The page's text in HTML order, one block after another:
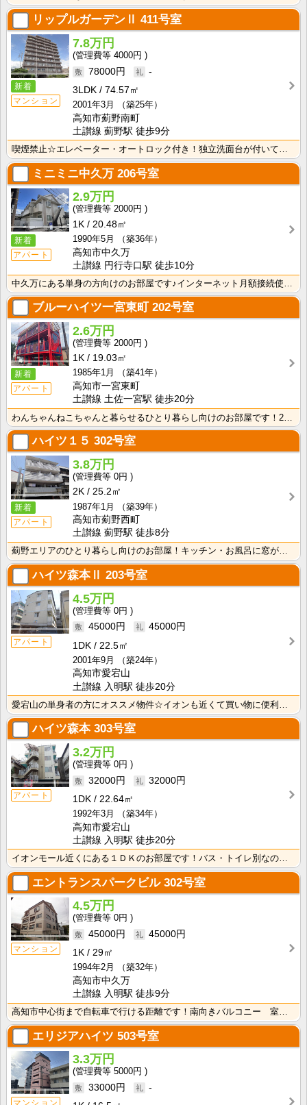
リップルガーデンⅡ 411号室
新着
マンション
7.8万円
4000円
78000円
-
3LDK
74.57㎡
2001年3月
（築25年）
高知市薊野南町
土讃線 薊野駅 徒歩9分
ミニミニ中久万 206号室
新着
アパート
2.9万円
2000円
1K
20.48㎡
1990年5月
（築36年）
高知市中久万
土讃線 円行寺口駅 徒歩10分
ブルーハイツ一宮東町202号室
新着
アパート
2.6万円
2000円
1K
19.03㎡
1985年1月
（築41年）
高知市一宮東町
土讃線 土佐一宮駅 徒歩20分
ハイツ１５ 302号室
新着
アパート
3.8万円
0円
2K
25.2㎡
1987年1月
（築39年）
高知市薊野西町
土讃線 薊野駅 徒歩8分
薊野エリアのひとり暮らし向けのお部屋！キッチン・お風呂に窓があるので換気ができて快適！ 温水洗浄暖房･･･
ハイツ森本Ⅱ 203号室
アパート
4.5万円
0円
45000円
45000円
1DK
22.5㎡
2001年9月
（築24年）
高知市愛宕山
土讃線 入明駅 徒歩20分
ハイツ森本303号室
アパート
3.2万円
0円
32000円
32000円
1DK
22.64㎡
1992年3月
（築34年）
高知市愛宕山
土讃線 入明駅 徒歩20分
エントランスパークビル302号室
マンション
4.5万円
0円
45000円
45000円
1K
29㎡
1994年2月
（築32年）
高知市中久万
土讃線 入明駅 徒歩9分
エリジアハイツ 503号室
マンション
3.3万円
5000円
33000円
-